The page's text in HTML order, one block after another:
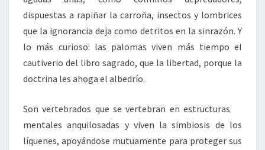
dispuestas a rapiñar la carroña, insectos y lombrices
que la ignorancia deja como detritos en la sinrazón. Y
lo más curioso: las palomas viven más tiempo el
cautiverio del libro sagrado, que la libertad, porque la
doctrina les ahoga el albedrío.
Son vertebrados que se vertebran en estructuras
mentales anquilosadas y viven la simbiosis de los
líquenes, apoyándose mutuamente para proteger sus